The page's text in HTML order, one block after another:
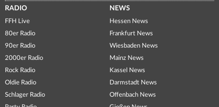
RADIO
FFH Live
80er Radio
90er Radio
2000er Radio
Rock Radio
Oldie Radio
Schlager Radio
NEWS
Hessen News
Frankfurt News
Wiesbaden News
Mainz News
Kassel News
Darmstadt News
Offenbach News